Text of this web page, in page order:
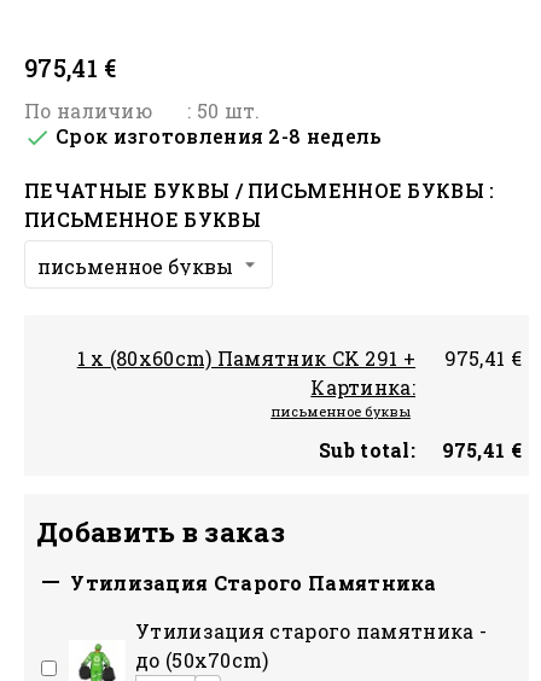
975,41 €
По наличию : 50 шт.
 Срок изготовления 2-8 недель
ПЕЧАТНЫЕ БУКВЫ / ПИСЬМЕННОЕ БУКВЫ :
ПИСЬМЕННОЕ БУКВЫ
1 x (80x60cm) Памятник CK 291 +
Картинка:
письменное буквы
975,41 €
Sub total: 975,41 €
Добавить в заказ
 Утилизация Старого Памятника
Утилизация старого памятника -
до (50x70cm)